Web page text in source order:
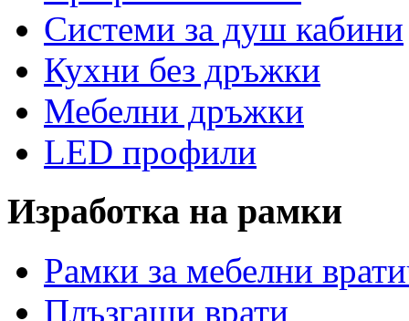
Системи за душ кабини
Кухни без дръжки
Мебелни дръжки
LED профили
Изработка на рамки
Рамки за мебелни
Плъзгащи врати